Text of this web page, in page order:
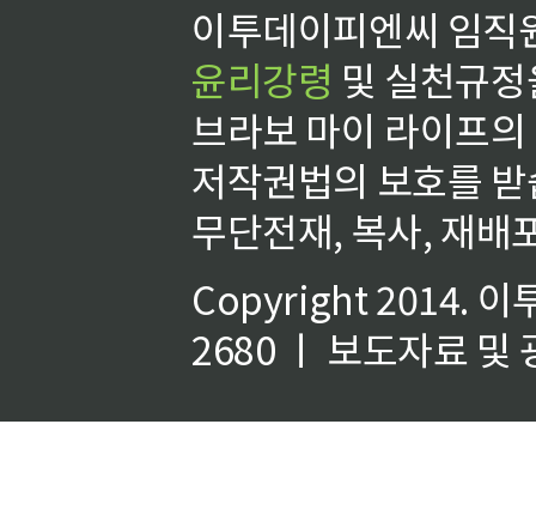
이투데이피엔씨 임
윤리강령 및 실천규
브라보 마이 라이프
저작권법의 보호를
무단전재, 복사, 재배
Copyright 2014. 이
2680 ㅣ 보도자료